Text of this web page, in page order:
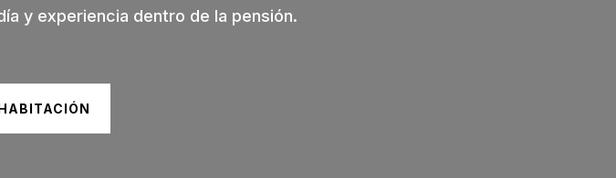
y experiencia dentro de la pensión.